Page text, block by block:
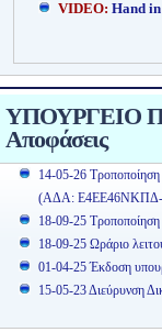
VIDEO: Hand
ΥΠΟΥΡΓΕΙΟ
Αποφάσεις
14-05-26
(ΑΔΑ:
18-09-25
18-09-25 Ωράριο
01-04-25 Έκδοση
15-05-23 Διεύρυνση